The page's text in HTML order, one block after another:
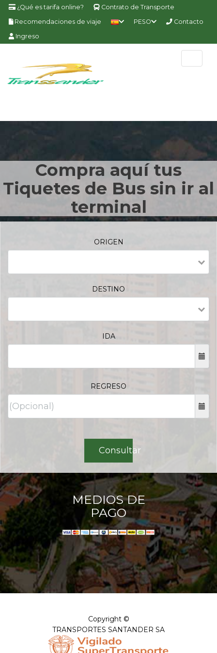
¿Qué es tarifa online?
Contrato de Transporte
Recomendaciones de viaje
PESO
Contacto
Ingreso
Compra aquí tus
Tiquetes de Bus sin ir al
terminal
ORIGEN
DESTINO
IDA
REGRESO
Consultar
MEDIOS DE
PAGO
Copyright ©
TRANSPORTES SANTANDER SA